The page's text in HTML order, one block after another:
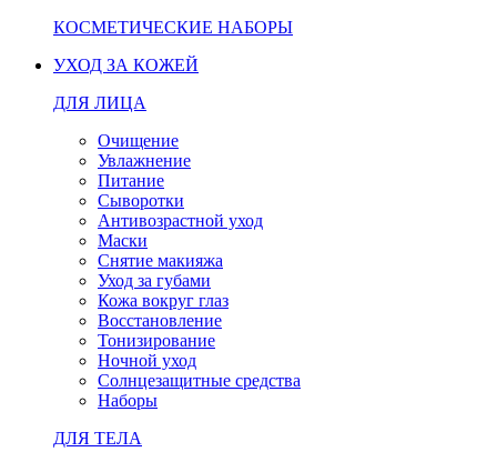
КОСМЕТИЧЕСКИЕ НАБОРЫ
УХОД ЗА КОЖЕЙ
ДЛЯ ЛИЦА
Очищение
Увлажнение
Питание
Сыворотки
Антивозрастной уход
Маски
Снятие макияжа
Уход за губами
Кожа вокруг глаз
Восстановление
Тонизирование
Ночной уход
Солнцезащитные средства
Наборы
ДЛЯ ТЕЛА